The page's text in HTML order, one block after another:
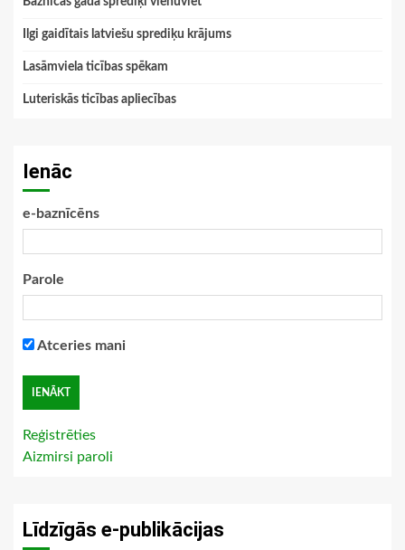
Ilgi gaidītais latviešu sprediķu krājums
Lasāmviela ticības spēkam
Luteriskās ticības apliecības
Ienāc
e-baznīcēns
Parole
Atceries mani
Reģistrēties
Aizmirsi paroli
Līdzīgās e-publikācijas